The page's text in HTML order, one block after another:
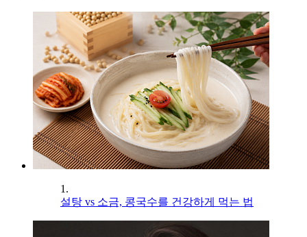
1.
설탕 vs 소금, 콩국수를 건강하게 먹는 법